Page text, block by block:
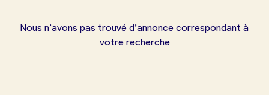
Nous n’avons pas trouvé d’annonce correspondant à
votre recherche